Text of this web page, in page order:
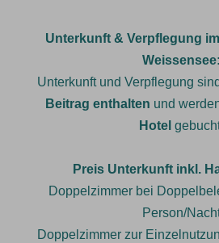
Unterkunft & Verpflegung
Weissensee:
Unterkunft und Verpflegung
Beitrag enthalten und
Hotel
Preis Unterkunft inkl.
Doppelzimmer bei
Person/
Doppelzimmer zur